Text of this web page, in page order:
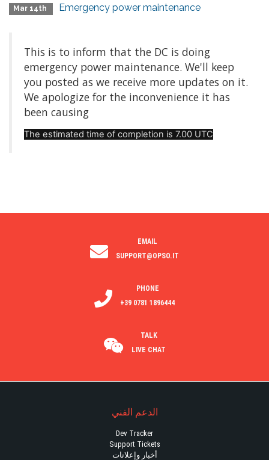
Mar 14th Emergency power maintenance
This is to inform that the DC is doing
emergency power maintenance. We'll keep
you posted as we receive more updates on it.
We apologize for the inconvenience it has
been causing
The estimated time of completion is 7.00 UTC
EMAIL
SUPPORT@OPSO.IT
PHONE
+39 0781 1896444
TALK
LIVE CHAT
الدعم الفني
Dev Tracker
Support Tickets
أخبار وإعلانات